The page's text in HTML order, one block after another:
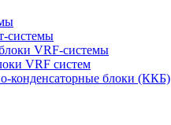
системы
VRF-cистемы
VRF cистем
конденсаторные блоки (ККБ)